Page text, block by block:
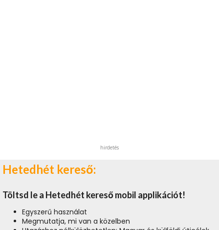
hirdetés
Hetedhét kereső:
Töltsd le a Hetedhét kereső mobil applikációt!
Egyszerű használat
Megmutatja, mi van a közelben